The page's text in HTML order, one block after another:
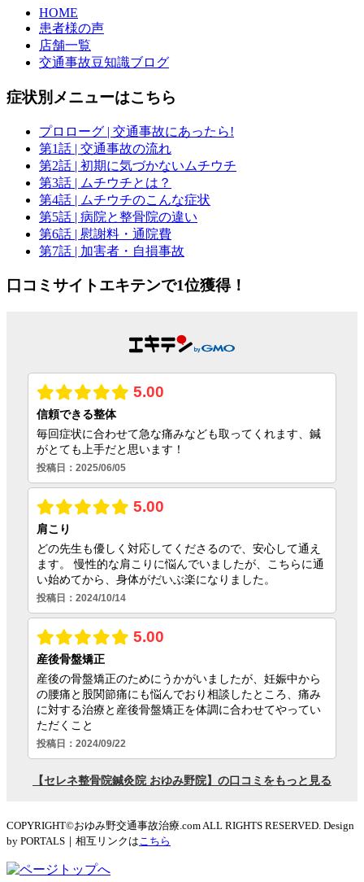
HOME
患者様の声
店舗一覧
交通事故豆知識ブログ
症状別メニューはこちら
プロローグ | 交通事故にあったら!
第1話 | 交通事故の流れ
第2話 | 初期に気づかないムチウチ
第3話 | ムチウチとは？
第4話 | ムチウチのこんな症状
第5話 | 病院と整骨院の違い
第6話 | 慰謝料・通院費
第7話 | 加害者・自損事故
口コミサイトエキテンで1位獲得！
COPYRIGHT©おゆみ野交通事故治療.com ALL RIGHTS RESERVED. Design
by PORTALS｜相互リンクはこちら